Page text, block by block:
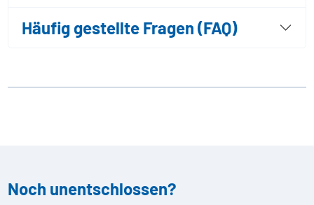
Häufig gestellte Fragen (FAQ)
Noch unentschlossen?